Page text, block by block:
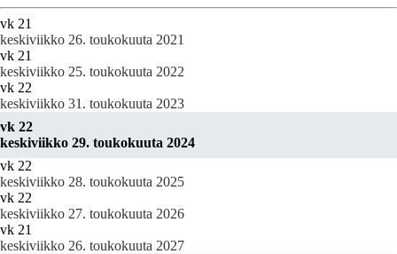
vk 21
keskiviikko 26. toukokuuta 2021
vk 21
keskiviikko 25. toukokuuta 2022
vk 22
keskiviikko 31. toukokuuta 2023
vk 22
keskiviikko 29. toukokuuta 2024
vk 22
keskiviikko 28. toukokuuta 2025
vk 22
keskiviikko 27. toukokuuta 2026
vk 21
keskiviikko 26. toukokuuta 2027